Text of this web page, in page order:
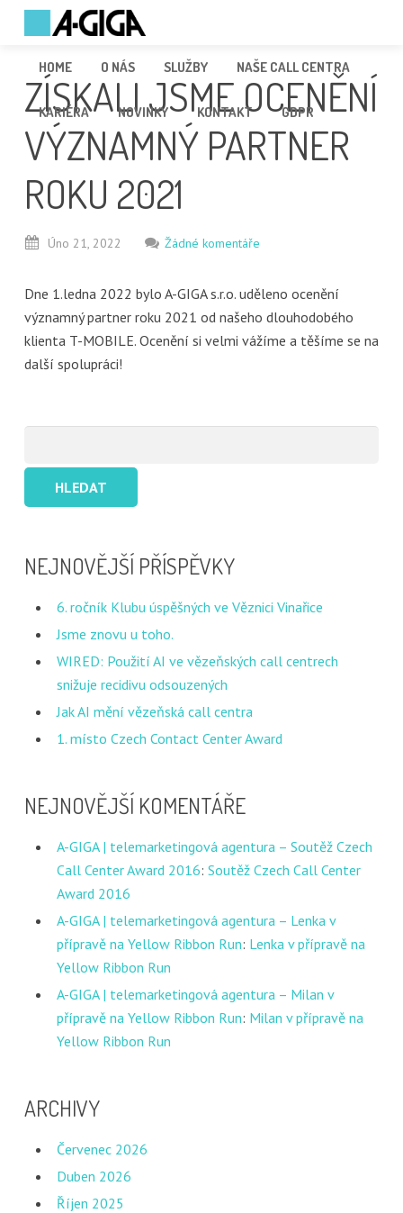
HOME O NÁS SLUŽBY NAŠE CALL CENTRA
KARIÉRA NOVINKY KONTAKT GDPR
ZÍSKALI JSME OCENĚNÍ
VÝZNAMNÝ PARTNER
ROKU 2021
Úno 21, 2022 Žádné komentáře
Dne 1.ledna 2022 bylo A-GIGA s.r.o. uděleno ocenění
významný partner roku 2021 od našeho dlouhodobého
klienta T-MOBILE. Ocenění si velmi vážíme a těšíme se na
další spolupráci!
NEJNOVĚJŠÍ PŘÍSPĚVKY
6. ročník Klubu úspěšných ve Věznici Vinařice
Jsme znovu u toho.
WIRED: Použití AI ve vězeňských call centrech
snižuje recidivu odsouzených
Jak AI mění vězeňská call centra
1. místo Czech Contact Center Award
NEJNOVĚJŠÍ KOMENTÁŘE
A-GIGA | telemarketingová agentura – Soutěž Czech
Call Center Award 2016: Soutěž Czech Call Center
Award 2016
A-GIGA | telemarketingová agentura – Lenka v
přípravě na Yellow Ribbon Run: Lenka v přípravě na
Yellow Ribbon Run
A-GIGA | telemarketingová agentura – Milan v
přípravě na Yellow Ribbon Run: Milan v přípravě na
Yellow Ribbon Run
ARCHIVY
Červenec 2026
Duben 2026
Říjen 2025